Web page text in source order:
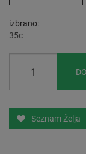
izbrano
35c
Seznam Želja